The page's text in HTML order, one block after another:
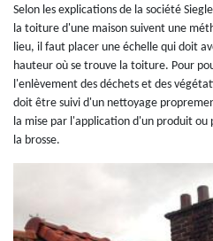
Selon les explications de la société
la toiture d'une maison suivent une
lieu, il faut placer une échelle qui doit
hauteur où se trouve la toiture. Pour
l'enlèvement des déchets et des
doit être suivi d'un nettoyage
la mise par l'application d'un produit
la brosse.